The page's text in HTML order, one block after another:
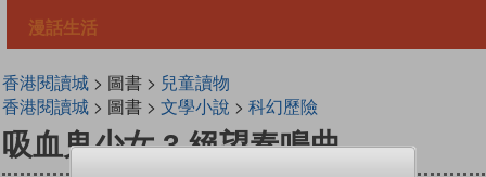
漫話生活
香港閱讀城> 圖書 > 兒童讀物
香港閱讀城> 圖書 > 文學小說 > 科幻歷險
吸血鬼少女 3 絕望奏鳴曲